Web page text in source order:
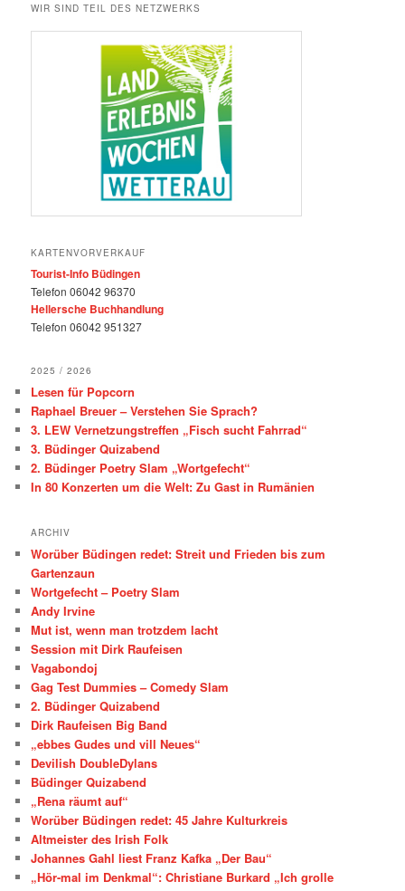
WIR SIND TEIL DES NETZWERKS
KARTENVORVERKAUF
Tourist-Info Büdingen
Telefon 06042 96370
Hellersche Buchhandlung
Telefon 06042 951327
2025 / 2026
Lesen für Popcorn
Raphael Breuer – Verstehen Sie Sprach?
3. LEW Vernetzungstreffen „Fisch sucht Fahrrad“
3. Büdinger Quizabend
2. Büdinger Poetry Slam „Wortgefecht“
In 80 Konzerten um die Welt: Zu Gast in Rumänien
ARCHIV
Worüber Büdingen redet: Streit und Frieden bis zum
Gartenzaun
Wortgefecht – Poetry Slam
Andy Irvine
Mut ist, wenn man trotzdem lacht
Session mit Dirk Raufeisen
Vagabondoj
Gag Test Dummies – Comedy Slam
2. Büdinger Quizabend
Dirk Raufeisen Big Band
„ebbes Gudes und vill Neues“
Devilish DoubleDylans
Büdinger Quizabend
„Rena räumt auf“
Worüber Büdingen redet: 45 Jahre Kulturkreis
Altmeister des Irish Folk
Johannes Gahl liest Franz Kafka „Der Bau“
„Hör-mal im Denkmal“: Christiane Burkard „Ich grolle